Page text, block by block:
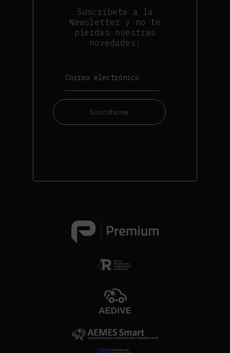
Suscríbete a la
Newsletter y no te
pierdas nuestras
novedades:
Suscribirme